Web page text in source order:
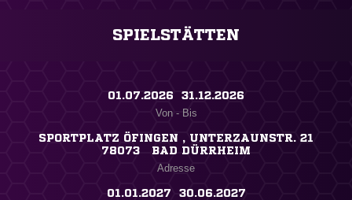
SPIELSTÄTTEN
01.07.2026 ​ 31.12.2026
Von - Bis
SPORTPLATZ ÖFINGEN , UNTERZAUNSTR. 21
78073 BAD DÜRRHEIM
Adresse
01.01.2027 ​ 30.06.2027